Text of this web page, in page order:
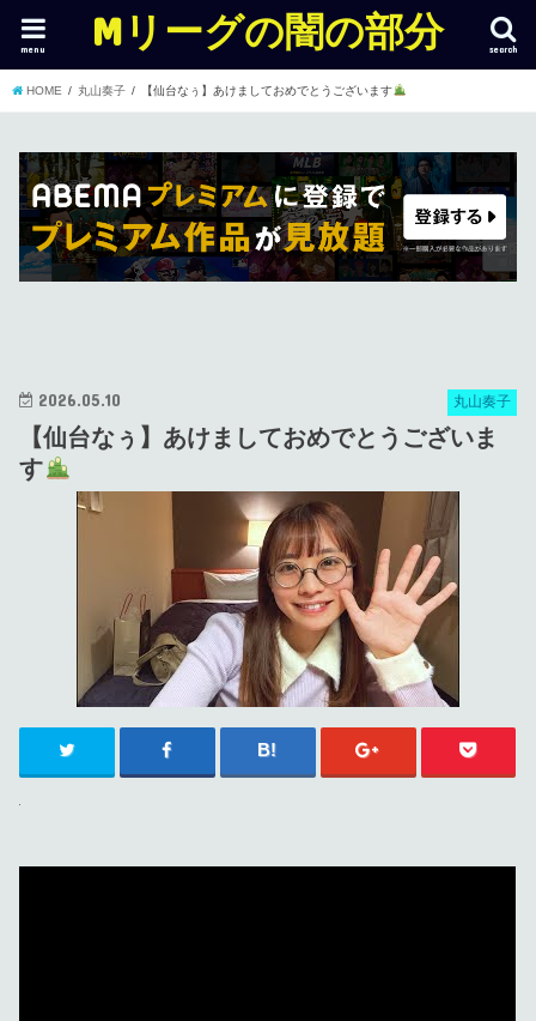
Mリーグの闇の部分 search
menu
HOME 丸山奏子 【仙台なぅ】あけましておめでとうございます
丸山奏子
2026.05.10
【仙台なぅ】あけましておめでとうございま
す